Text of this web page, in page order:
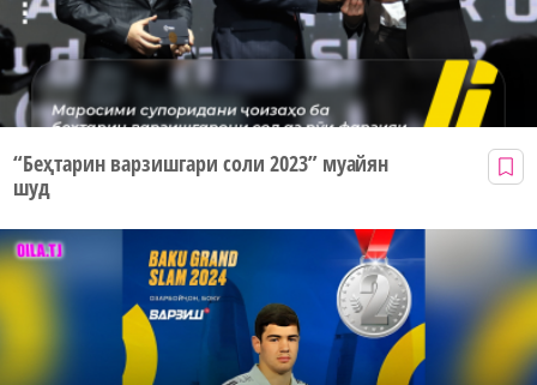
“Беҳтарин варзишгари соли 2023” муайян
шуд